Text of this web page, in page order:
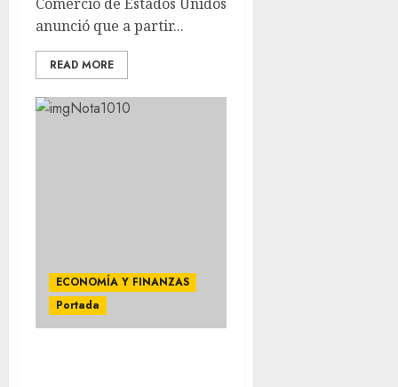
anunció que a partir...
READ MORE
ECONOMÍA Y FINANZAS
Portada